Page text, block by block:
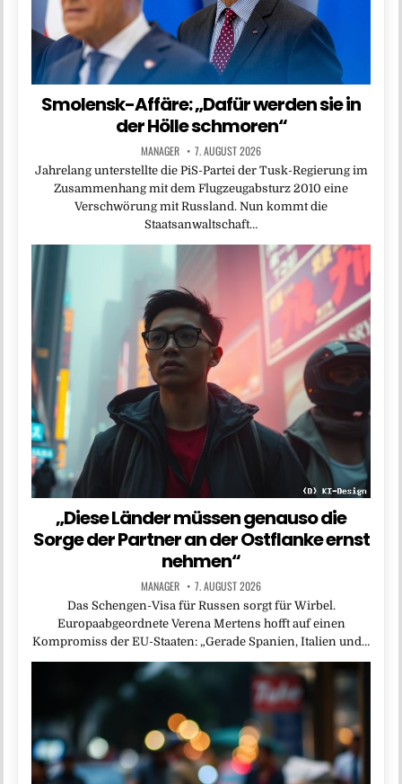
Smolensk-Affäre: „Dafür werden sie in
der Hölle schmoren“
MANAGER 7. AUGUST 2026
Jahrelang unterstellte die PiS-Partei der Tusk-Regierung im
Zusammenhang mit dem Flugzeugabsturz 2010 eine
Verschwörung mit Russland. Nun kommt die
Staatsanwaltschaft…
„Diese Länder müssen genauso die
Sorge der Partner an der Ostflanke ernst
nehmen“
MANAGER 7. AUGUST 2026
Das Schengen-Visa für Russen sorgt für Wirbel.
Europaabgeordnete Verena Mertens hofft auf einen
Kompromiss der EU-Staaten: „Gerade Spanien, Italien und…